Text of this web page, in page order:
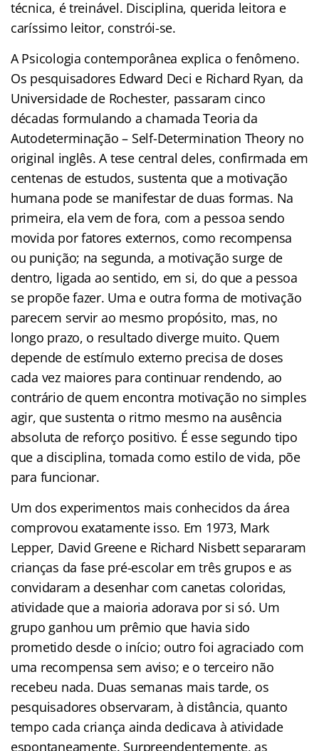
técnica, é treinável. Disciplina, querida leitora e
caríssimo leitor, constrói-se.
A Psicologia contemporânea explica o fenômeno.
Os pesquisadores Edward Deci e Richard Ryan, da
Universidade de Rochester, passaram cinco
décadas formulando a chamada Teoria da
Autodeterminação – Self-Determination Theory no
original inglês. A tese central deles, confirmada em
centenas de estudos, sustenta que a motivação
humana pode se manifestar de duas formas. Na
primeira, ela vem de fora, com a pessoa sendo
movida por fatores externos, como recompensa
ou punição; na segunda, a motivação surge de
dentro, ligada ao sentido, em si, do que a pessoa
se propõe fazer. Uma e outra forma de motivação
parecem servir ao mesmo propósito, mas, no
longo prazo, o resultado diverge muito. Quem
depende de estímulo externo precisa de doses
cada vez maiores para continuar rendendo, ao
contrário de quem encontra motivação no simples
agir, que sustenta o ritmo mesmo na ausência
absoluta de reforço positivo. É esse segundo tipo
que a disciplina, tomada como estilo de vida, põe
para funcionar.
Um dos experimentos mais conhecidos da área
comprovou exatamente isso. Em 1973, Mark
Lepper, David Greene e Richard Nisbett separaram
crianças da fase pré-escolar em três grupos e as
convidaram a desenhar com canetas coloridas,
atividade que a maioria adorava por si só. Um
grupo ganhou um prêmio que havia sido
prometido desde o início; outro foi agraciado com
uma recompensa sem aviso; e o terceiro não
recebeu nada. Duas semanas mais tarde, os
pesquisadores observaram, à distância, quanto
tempo cada criança ainda dedicava à atividade
espontaneamente. Surpreendentemente, as